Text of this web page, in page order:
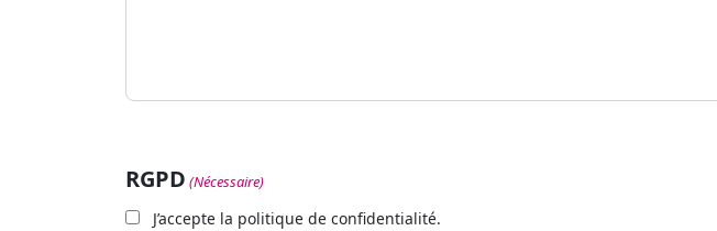
RGPD (Nécessaire)
J’accepte la politique de confidentialité.